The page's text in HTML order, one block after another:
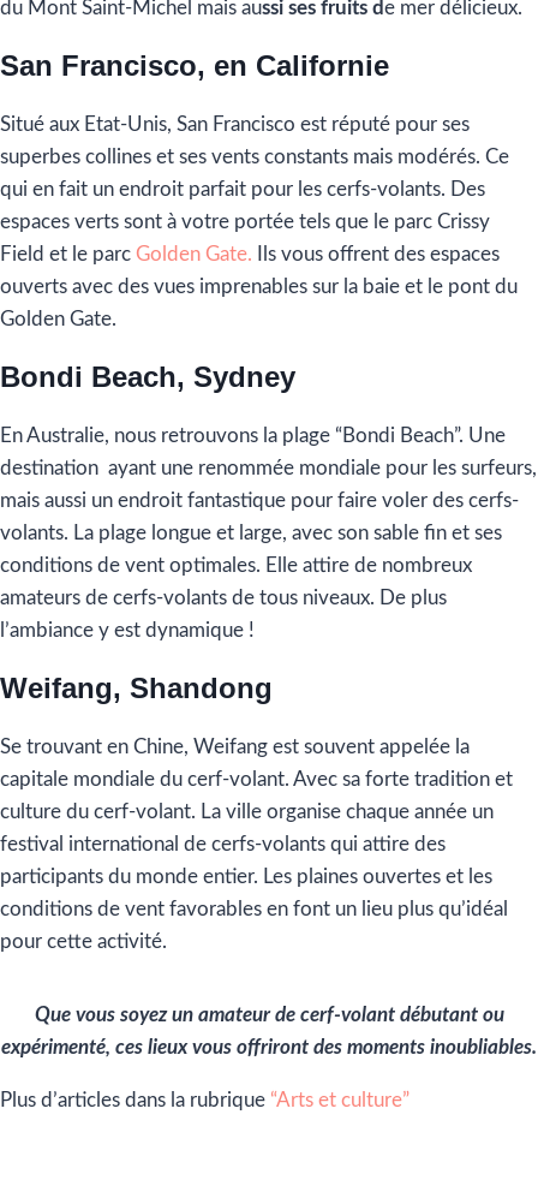
du Mont Saint-Michel mais aussi ses fruits de mer délicieux.
San Francisco, en Californie
Situé aux Etat-Unis, San Francisco est réputé pour ses
superbes collines et ses vents constants mais modérés. Ce
qui en fait un endroit parfait pour les cerfs-volants. Des
espaces verts sont à votre portée tels que le parc Crissy
Field et le parc Golden Gate. Ils vous offrent des espaces
ouverts avec des vues imprenables sur la baie et le pont du
Golden Gate.
Bondi Beach, Sydney
En Australie, nous retrouvons la plage “Bondi Beach”. Une
destination ayant une renommée mondiale pour les surfeurs,
mais aussi un endroit fantastique pour faire voler des cerfs-
volants. La plage longue et large, avec son sable fin et ses
conditions de vent optimales. Elle attire de nombreux
amateurs de cerfs-volants de tous niveaux. De plus
l’ambiance y est dynamique !
Weifang, Shandong
Se trouvant en Chine, Weifang est souvent appelée la
capitale mondiale du cerf-volant. Avec sa forte tradition et
culture du cerf-volant. La ville organise chaque année un
festival international de cerfs-volants qui attire des
participants du monde entier. Les plaines ouvertes et les
conditions de vent favorables en font un lieu plus qu’idéal
pour cette activité.
Que vous soyez un amateur de cerf-volant débutant ou
expérimenté, ces lieux vous offriront des moments inoubliables.
Plus d’articles dans la rubrique “Arts et culture”